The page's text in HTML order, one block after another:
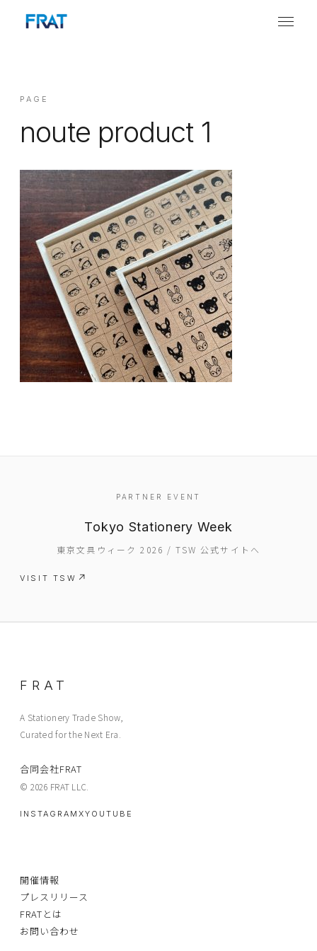
EVENT
PRESS
BOOSTER
PAGE
noute product 1
PARTNER EVENT
Tokyo Stationery Week
東京文具ウィーク 2026 / TSW 公式サイトへ
VISIT TSW
FRAT
A Stationery Trade Show,
Curated for the Next Era.
合同会社FRAT
© 2026 FRAT LLC.
INSTAGRAM XYOUTUBE
開催情報
プレスリリース
FRATとは
お問い合わせ